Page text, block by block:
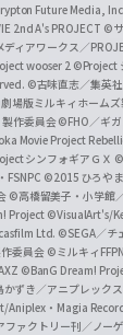
Future Media,
2nd A's PROJECT ©
ィアワークス／
wooser 2 ©Project
©古味直志／集英
場版ミルキィホーム
作委員会©FHO／ギ
Movie Project
シンフォギアＧＸ
FSNPC ©2015 ひろや
©高橋留美子・小学館
Project ©VisualArt's/
Ltd. ©SEGA／チ
委員会 ©ミルキィ
©BanG Dream!
ずき／アニプレック
Aniplex・Magia
ァクトリー刊／ノー